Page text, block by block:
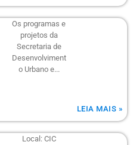
Os programas e
projetos da
Secretaria de
Desenvolviment
o Urbano e...
LEIA MAIS »
Local: CIC